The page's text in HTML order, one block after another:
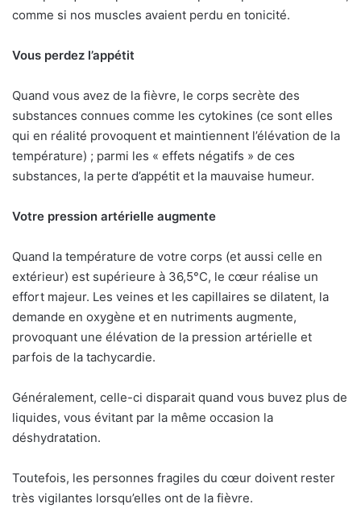
comme si nos muscles avaient perdu en tonicité.
Vous perdez l’appétit
Quand vous avez de la fièvre, le corps secrète des
substances connues comme les cytokines (ce sont elles
qui en réalité provoquent et maintiennent l’élévation de la
température) ; parmi les « effets négatifs » de ces
substances, la perte d’appétit et la mauvaise humeur.
Votre pression artérielle augmente
Quand la température de votre corps (et aussi celle en
extérieur) est supérieure à 36,5°C, le cœur réalise un
effort majeur. Les veines et les capillaires se dilatent, la
demande en oxygène et en nutriments augmente,
provoquant une élévation de la pression artérielle et
parfois de la tachycardie.
Généralement, celle-ci disparait quand vous buvez plus de
liquides, vous évitant par la même occasion la
déshydratation.
Toutefois, les personnes fragiles du cœur doivent rester
très vigilantes lorsqu’elles ont de la fièvre.